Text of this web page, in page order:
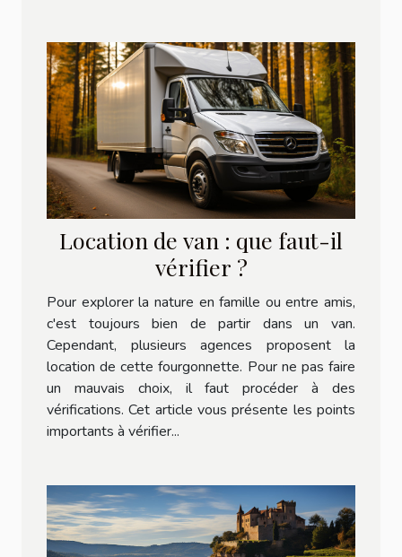
Location de van : que faut-il
vérifier ?
Pour explorer la nature en famille ou entre amis,
c'est toujours bien de partir dans un van.
Cependant, plusieurs agences proposent la
location de cette fourgonnette. Pour ne pas faire
un mauvais choix, il faut procéder à des
vérifications. Cet article vous présente les points
importants à vérifier...